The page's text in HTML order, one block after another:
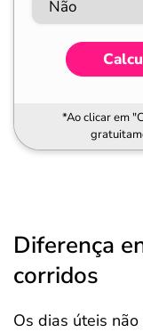
*Ao clicar em
Diferença
corridos
Os dias úteis